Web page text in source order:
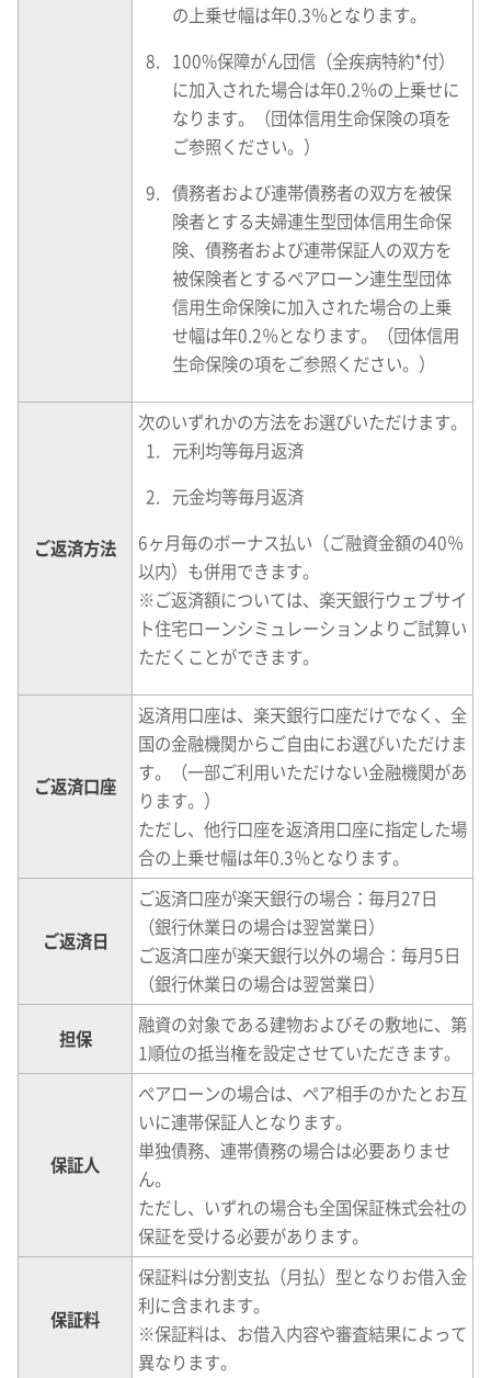
の上乗せ幅は年0.3％となります。
100%保障がん団信（全疾病特約*付）
に加入された場合は年0.2％の上乗せに
なります。（団体信用生命保険の項を
ご参照ください。）
債務者および連帯債務者の双方を被保
険者とする夫婦連生型団体信用生命保
険、債務者および連帯保証人の双方を
被保険者とするぺアローン連生型団体
信用生命保険に加入された場合の上乗
せ幅は年0.2％となります。（団体信用
生命保険の項をご参照ください。）
ご返済方法
次のいずれかの方法をお選びいただけます。
元利均等毎月返済
元金均等毎月返済
6ヶ月毎のボーナス払い（ご融資金額の40％
以内）も併用できます。
※ご返済額については、楽天銀行ウェブサイ
ト住宅ローンシミュレーションよりご試算い
ただくことができます。
ご返済口座
返済用口座は、楽天銀行口座だけでなく、全
国の金融機関からご自由にお選びいただけま
す。（一部ご利用いただけない金融機関があ
ります。）
ただし、他行口座を返済用口座に指定した場
合の上乗せ幅は年0.3％となります。
ご返済日
ご返済口座が楽天銀行の場合：毎月27日
（銀行休業日の場合は翌営業日）
ご返済口座が楽天銀行以外の場合：毎月5日
（銀行休業日の場合は翌営業日）
担保
融資の対象である建物およびその敷地に、第
1順位の抵当権を設定させていただきます。
保証人
ぺアローンの場合は、ペア相手のかたとお互
いに連帯保証人となります。
単独債務、連帯債務の場合は必要ありませ
ん。
ただし、いずれの場合も全国保証株式会社の
保証を受ける必要があります。
保証料
保証料は分割支払（月払）型となりお借入金
利に含まれます。
※保証料は、お借入内容や審査結果によって
異なります。